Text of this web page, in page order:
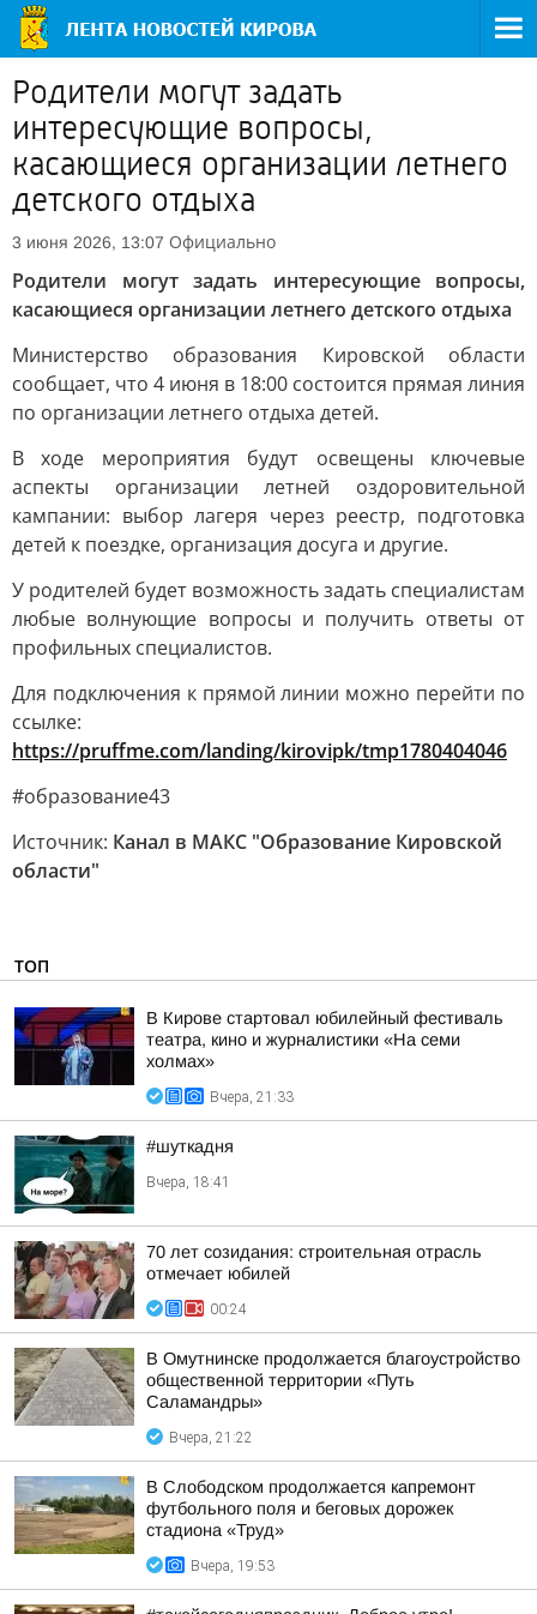
Родители могут задать
интересующие вопросы,
касающиеся организации летнего
детского отдыха
3 июня 2026, 13:07 Официально
Родители могут задать интересующие вопросы,
касающиеся организации летнего детского отдыха
Министерство образования Кировской области
сообщает, что 4 июня в 18:00 состоится прямая линия
по организации летнего отдыха детей.
В ходе мероприятия будут освещены ключевые
аспекты организации летней оздоровительной
кампании: выбор лагеря через реестр, подготовка
детей к поездке, организация досуга и другие.
У родителей будет возможность задать специалистам
любые волнующие вопросы и получить ответы от
профильных специалистов.
Для подключения к прямой линии можно перейти по
ссылке:
https://pruffme.com/landing/kirovipk/tmp1780404046
#образование43
Источник: Канал в МАКС "Образование Кировской
области"
ТОП
В Кирове стартовал юбилейный фестиваль
театра, кино и журналистики «На семи
холмах»
Вчера, 21:33
#шуткадня
Вчера, 18:41
70 лет созидания: строительная отрасль
отмечает юбилей
00:24
В Омутнинске продолжается благоустройство
общественной территории «Путь
Саламандры»
Вчера, 21:22
В Слободском продолжается капремонт
футбольного поля и беговых дорожек
стадиона «Труд»
Вчера, 19:53